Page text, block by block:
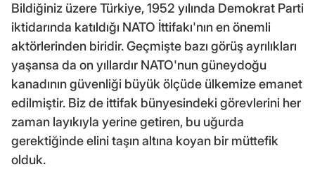
Bildiğiniz üzere Türkiye, 1952 yılında Demokrat Parti
iktidarında katıldığı NATO İttifakı'nın en önemli
aktörlerinden biridir. Geçmişte bazı görüş ayrılıkları
yaşansa da on yıllardır NATO'nun güneydoğu
kanadının güvenliği büyük ölçüde ülkemize emanet
edilmiştir. Biz de ittifak bünyesindeki görevlerini her
zaman layıkıyla yerine getiren, bu uğurda
gerektiğinde elini taşın altına koyan bir müttefik
olduk.